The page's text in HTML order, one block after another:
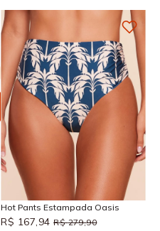
Hot Pants Estampada Oasis
R$ 167,94 R$ 279,90